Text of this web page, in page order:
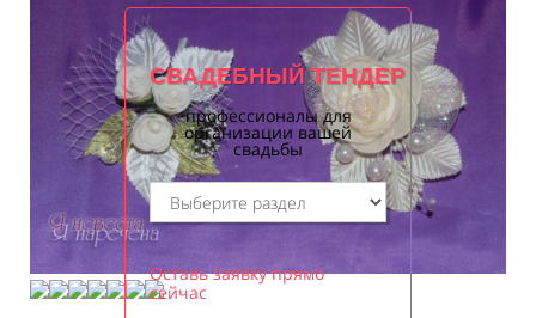
СВАДЕБНЫЙ ТЕНДЕР
профессионалы для
организации вашей
свадьбы
Оставь заявку прямо
сейчас